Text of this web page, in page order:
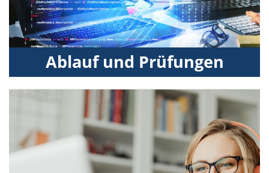
Ablauf und Prüfungen